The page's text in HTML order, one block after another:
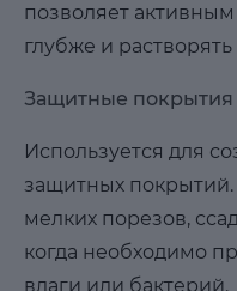
позволяет
глубже и
Защитные
Используется для
защитных
мелких порезов,
когда необходимо
влаги или бактерий.